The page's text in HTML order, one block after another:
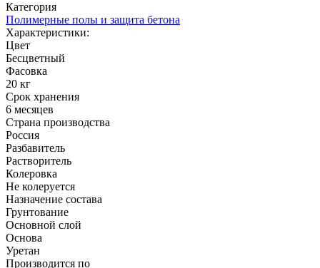
Категория
Полимерные полы и защита бетона
Характеристики:
Цвет
Бесцветный
Фасовка
20 кг
Срок хранения
6 месяцев
Страна производства
Россия
Разбавитель
Растворитель
Колеровка
Не колеруется
Назначение состава
Грунтование
Основной слой
Основа
Уретан
Производится по